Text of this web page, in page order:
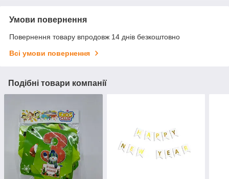
Умови повернення
Повернення товару впродовж 14 днів безкоштовно
Всі умови повернення
Подібні товари компанії